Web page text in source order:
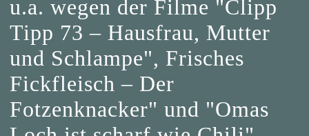
u.a. wegen der Filme "Clipp
Tipp 73 – Hausfrau, Mutter
und Schlampe", Frisches
Fickfleisch – Der
Fotzenknacker" und "Omas